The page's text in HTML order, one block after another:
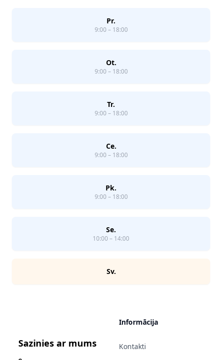
Pr.
9:00 – 18:00
Ot.
9:00 – 18:00
Tr.
9:00 – 18:00
Ce.
9:00 – 18:00
Pk.
9:00 – 18:00
Se.
10:00 – 14:00
Sv.
Sazinies ar mums
Informācija
Kontakti